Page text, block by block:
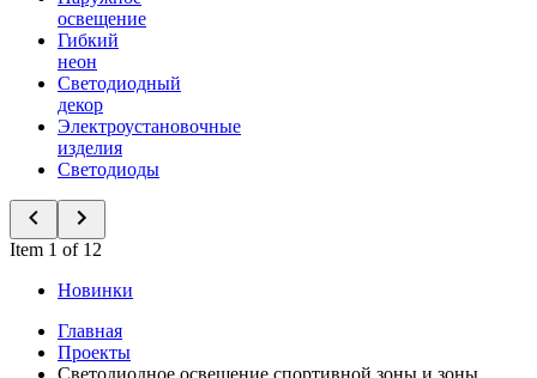
освещение
Гибкий
неон
Светодиодный
декор
Электроустановочные
изделия
Светодиоды
Item 1 of 12
Новинки
Главная
Проекты
Светодиодное освещение спортивной зоны и зоны